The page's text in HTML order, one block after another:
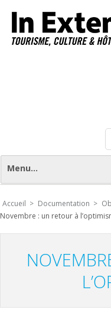
Menu...
Accueil > Documentation >
Novembre : un retour à